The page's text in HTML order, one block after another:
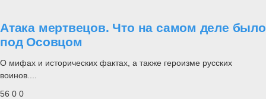
Атака мертвецов. Что на самом деле было
под Осовцом
О мифах и исторических фактах, а также героизме русских
воинов....
56 0 0